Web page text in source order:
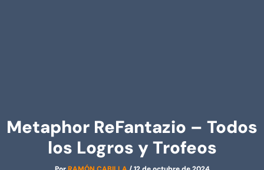
Metaphor ReFantazio – Todos
los Logros y Trofeos